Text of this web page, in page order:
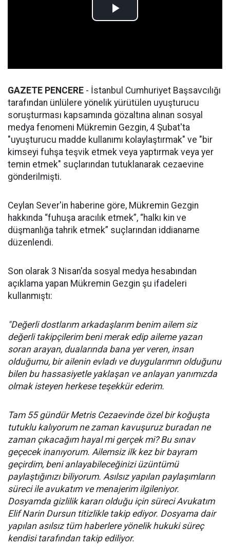
GAZETE PENCERE - İstanbul Cumhuriyet Başsavcılığı
tarafından ünlülere yönelik yürütülen uyuşturucu
soruşturması kapsamında gözaltına alınan sosyal
medya fenomeni Mükremin Gezgin, 4 Şubat'ta
"uyuşturucu madde kullanımı kolaylaştırmak" ve "bir
kimseyi fuhşa teşvik etmek veya yaptırmak veya yer
temin etmek" suçlarından tutuklanarak cezaevine
gönderilmişti.
Ceylan Sever'in haberine göre, Mükremin Gezgin
hakkında “fuhuşa aracılık etmek”, “halkı kin ve
düşmanlığa tahrik etmek” suçlarından iddianame
düzenlendi.
Son olarak 3 Nisan'da sosyal medya hesabından
açıklama yapan Mükremin Gezgin şu ifadeleri
kullanmıştı:
"Değerli dostlarım arkadaşlarım benim ailem siz
değerli takipçilerim beni merak edip aileme yazan
soran arayan, dualarında bana yer veren, insan
olduğumu, bir ailenin evladı ve duygularımın olduğunu
bilen bu hassasiyetle yaklaşan ve anlayan yanımızda
olmak isteyen herkese teşekkür ederim.
Tam 55 gündür Metris Cezaevinde özel bir koğuşta
tutuklu kalıyorum ne zaman kavuşuruz buradan ne
zaman çıkacağım hayal mi gerçek mi? Bu sınav
geçecek inanıyorum. Ailemsiz ilk kez bir bayram
geçirdim, beni anlayabileceğinizi üzüntümü
paylaştığınızı biliyorum. Asılsız yapılan paylaşımların
süreci ile avukatım ve menajerim ilgileniyor.
Dosyamda gizlilik kararı olduğu için süreci Avukatım
Elif Narin Dursun titizlikle takip ediyor. Dosyama dair
yapılan asılsız tüm haberlere yönelik hukuki süreç
kendisi tarafından takip ediliyor.